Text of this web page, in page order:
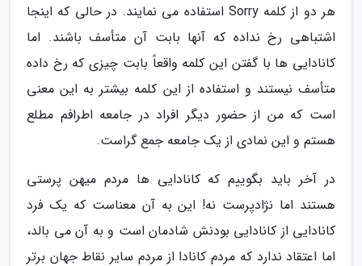
هر دو از کلمه Sorry استفاده می نمایند. در حالی که اینجا
اشتباهی رخ نداده که آنها بابت آن متأسف باشند. اما
کانادایی ها با گفتن این کلمه واقعاً بابت چیزی که رخ داده
متأسف نیستند و استفاده از این کلمه بیشتر به این معنی
است که من از حضور دیگر افراد در جامعه اطرافم مطلع
هستم و این نمادی از یک جامعه جمع گراست.
در آخر باید بگوییم که کانادایی ها مردم میهن پرستی
هستند اما نژادپرست نه! این به آن معناست که یک فرد
کانادایی از کانادایی بودنش شادمان است و به آن می بالد،
اما اعتقاد ندارد که مردم کانادا از مردم سایر نقاط جهان برتر